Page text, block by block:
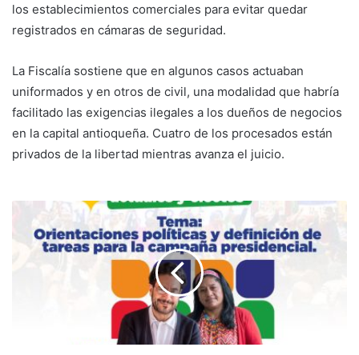
los establecimientos comerciales para evitar quedar
registrados en cámaras de seguridad.
La Fiscalía sostiene que en algunos casos actuaban
uniformados y en otros de civil, una modalidad que habría
facilitado las exigencias ilegales a los dueños de negocios
en la capital antioqueña. Cuatro de los procesados están
privados de la libertad mientras avanza el juicio.